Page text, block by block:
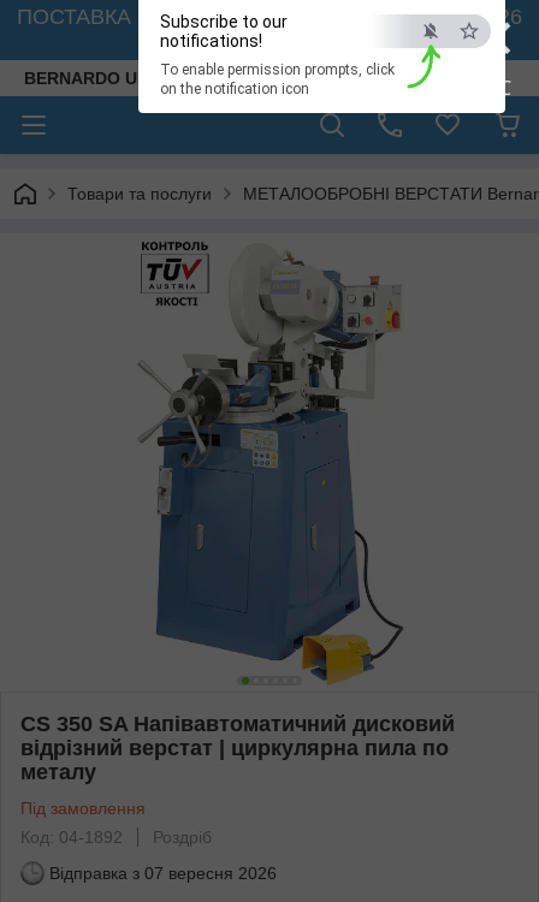
×
ESC
Subscribe to our
notifications!
To enable permission prompts, click
on the notification icon
ПОСТАВКА ВЕРСТАТІВ З АВСТРІЇ - 🚛 26.08. 2026
🚛
BERNARDO UKRAINE
Товари та послуги МЕТАЛООБРОБНІ ВЕРСТАТИ
CS 350 SA Напівавтоматичний дисковий
відрізний верстат | циркулярна пила по
металу
Під замовлення
Код: 04-1892
Роздріб
Відправка з 07 вересня 2026